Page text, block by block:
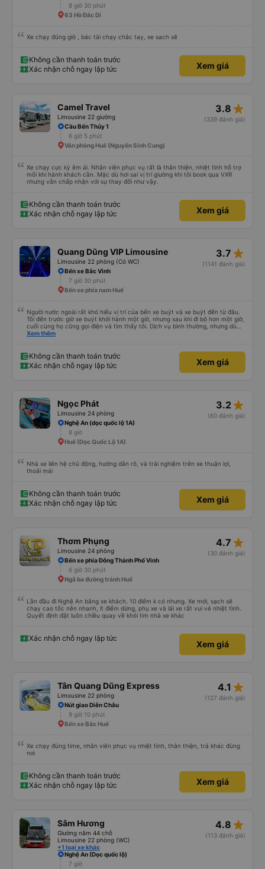
8 giờ 30 phút
63 Hồ Đắc Di
Xe chạy đúng giờ , bác tài chạy chắc tay, xe sạch sẽ
Không cần thanh toán trước
Xác nhận chỗ ngay lập tức
Xem giá
Camel Travel
Limousine 22 giường
3.8 star_rate
(339 đánh giá)
Cầu Bến Thủy 1
6 giờ 5 phút
Văn phòng Huế (Nguyễn Sinh Cung)
Xe chạy cực kỳ êm ái. Nhân viên phục vụ rất là thân thiện, nhiệt tình hỗ trợ
mỗi khi hành khách cần. Mặc dù hơi sai vị trí giường khi tôi book qua VXR
nhưng vẫn chấp nhận với sự thay đổi như vậy.
Không cần thanh toán trước
Xác nhận chỗ ngay lập tức
Xem giá
Quang Dũng VIP Limousine
Limousine 22 phòng (Có WC)
3.7 star_rate
(1141 đánh giá)
Bến xe Bắc Vinh
7 giờ 30 phút
Bến xe phía nam Huế
Người nước ngoài rất khó hiểu vị trí của bến xe buýt và xe buýt đến từ đâu.
Tôi đến trước giờ xe buýt khởi hành một giờ, nhưng sau khi đi bộ hơn một giờ,
cuối cùng họ cũng gọi điện và tìm thấy tôi. Dịch vụ bình thường, nhưng dù
sao thì tôi ngủ ngon hơn ở khách sạn vì tôi rất thoải mái. Sẽ tuyệt hơn nếu
Xem thêm
Không cần thanh toán trước
Xác nhận chỗ ngay lập tức
Xem giá
Ngọc Phát
Limousine 24 phòng
3.2 star_rate
(60 đánh giá)
Nghệ An (dọc quốc lộ 1A)
8 giờ
Huế (Dọc Quốc Lộ 1A)
Nhà xe liên hệ chủ động, hướng dẫn rõ, và trải nghiệm trên xe thuận lợi,
thoải mái
Không cần thanh toán trước
Xác nhận chỗ ngay lập tức
Xem giá
Thơm Phụng
Limousine 24 phòng
4.7 star_rate
(30 đánh giá)
Bến xe phía Đông Thành Phố Vinh
6 giờ 30 phút
Ngã ba đường tránh Huế
Lần đầu đi Nghệ An bằng xe khách. 10 điểm k có nhưng. Xe mới, sạch sẽ
chạy cao tốc nên nhanh, ít điểm dừng, phụ xe và lái xe rất vui vẻ nhiệt tình.
Quyết định đặt luôn chiều quay về khỏi tìm nhà xe khác
Xác nhận chỗ ngay lập tức
Xem giá
Tân Quang Dũng Express
Limousine 22 phòng
4.1 star_rate
(127 đánh giá)
Nút giao Diễn Châu
9 giờ 10 phút
Bến xe Bắc Huế
Xe chạy đúng time, nhân viên phục vụ nhiệt tình, thân thiện, trả khác đúng
nơi
Không cần thanh toán trước
Xác nhận chỗ ngay lập tức
Xem giá
Sâm Hương
Giường nằm 44 chỗ
Limousine 22 phòng (WC)
+1 loại xe khác
4.8 star_rate
(113 đánh giá)
Nghệ An (Dọc quốc lộ)
7 giờ